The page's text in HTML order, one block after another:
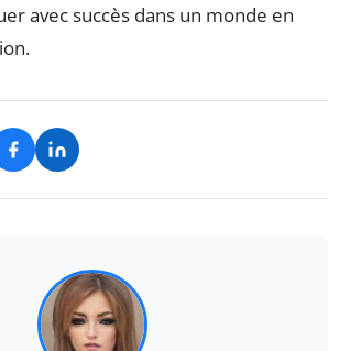
avec succès dans un monde en